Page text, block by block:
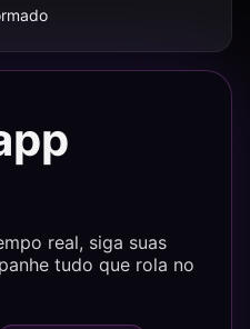
real, siga suas
tudo que rola no